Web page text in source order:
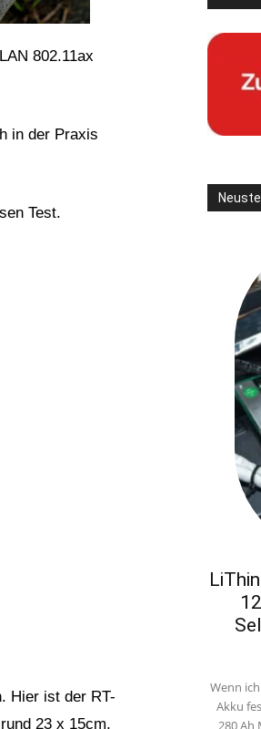
802.11ax
in der Praxis
Test.
Hier ist der RT-
23 x 15cm,
Wenn
Akku
280 Ah